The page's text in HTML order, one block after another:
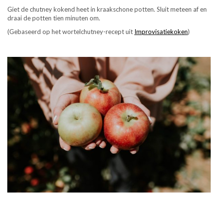
Giet de chutney kokend heet in kraakschone potten. Sluit meteen af en
draai de potten tien minuten om.
(Gebaseerd op het wortelchutney-recept uit Improvisatiekoken)